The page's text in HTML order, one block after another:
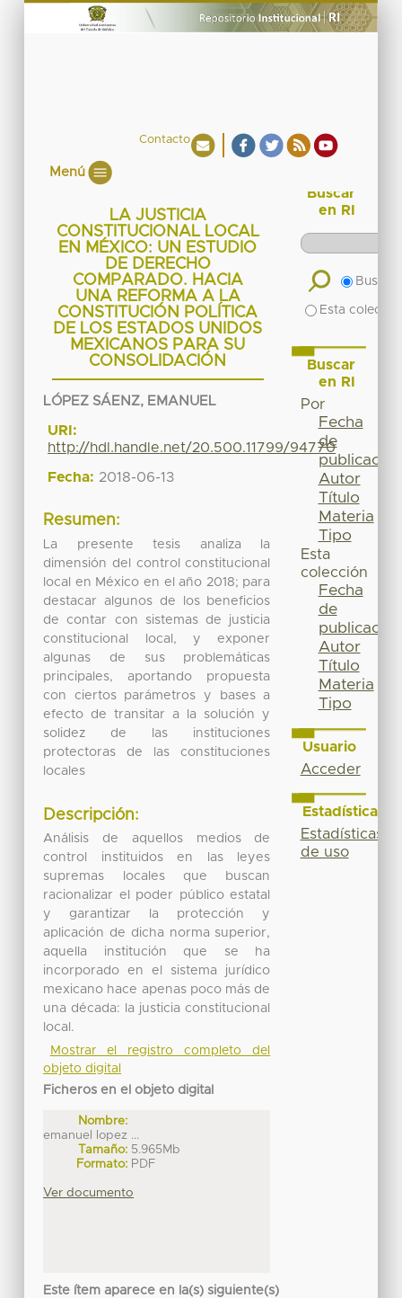
Contacto
Menú
LA JUSTICIA
CONSTITUCIONAL LOCAL
EN MÉXICO: UN ESTUDIO
DE DERECHO
COMPARADO. HACIA
UNA REFORMA A LA
CONSTITUCIÓN POLÍTICA
DE LOS ESTADOS UNIDOS
MEXICANOS PARA SU
CONSOLIDACIÓN
LÓPEZ SÁENZ, EMANUEL
URI:
http://hdl.handle.net/20.500.11799/94770
Fecha: 2018-06-13
Resumen:
La presente tesis analiza la
dimensión del control constitucional
local en México en el año 2018; para
destacar algunos de los beneficios
de contar con sistemas de justicia
constitucional local, y exponer
algunas de sus problemáticas
principales, aportando propuesta
con ciertos parámetros y bases a
efecto de transitar a la solución y
solidez de las instituciones
protectoras de las constituciones
locales
Descripción:
Análisis de aquellos medios de
control instituidos en las leyes
supremas locales que buscan
racionalizar el poder público estatal
y garantizar la protección y
aplicación de dicha norma superior,
aquella institución que se ha
incorporado en el sistema jurídico
mexicano hace apenas poco más de
una década: la justicia constitucional
local.
Mostrar el registro completo del
objeto digital
Ficheros en el objeto digital
Nombre:
emanuel lopez ...
Tamaño: 5.965Mb
Formato: PDF
Ver documento
Este ítem aparece en la(s) siguiente(s)
Buscar
en RI
Buscar
Esta
Buscar
en RI
Por
Fecha
de
publicación
Autor
Título
Materia
Tipo
Esta
colección
Fecha
de
publicación
Autor
Título
Materia
Tipo
Usuario
Acceder
Estadísticas
Estadísticas
de uso